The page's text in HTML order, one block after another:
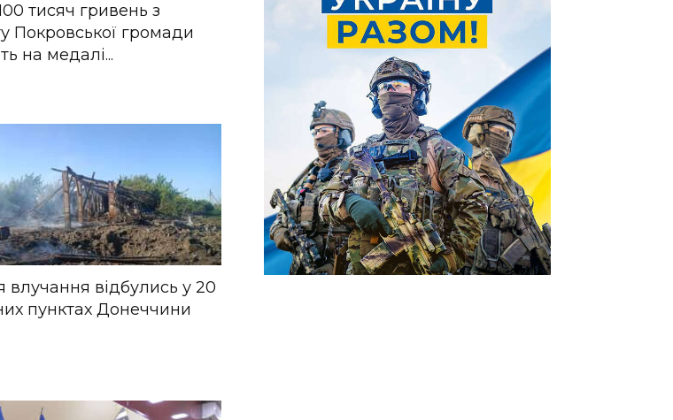
тисяч гривень з
Покровської громади
на медалі...
влучання відбулись у 20
пунктах Донеччини